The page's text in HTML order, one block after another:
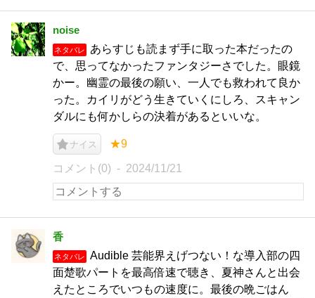
noise
ネタバレ
あらすじも読まず手に取った本だったの
で、思ってなかったファンタジーさでした。眼鏡
かー。幽霊の最後の願い、一人でも救われて良か
った。カイリがどう生きていくにしろ、スキャン
ダルにも何かしらの決着があるといいな。
ナイス ★9
コメント(0) 2024/11/21
香
ネタバレ
Audible 芸能界えげつない！な導入部の四
面楚歌パートを最高倍速で聴き、夏神さんと出会
えたところでいつもの速度に。最後の晩ごはん